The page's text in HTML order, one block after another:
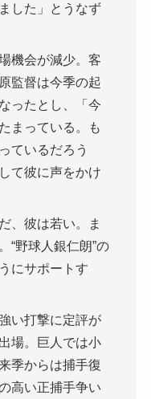
した」とうなず
機会が減少。客
監督は今季の起
ったとし、「今
まっている。も
ているだろう
て彼に声をかけ
、彼は若い。ま
“野球人銀仁朗”の
にサポートす
い打撃に定評が
場。巨人では小
季からは捕手復
高い正捕手争い